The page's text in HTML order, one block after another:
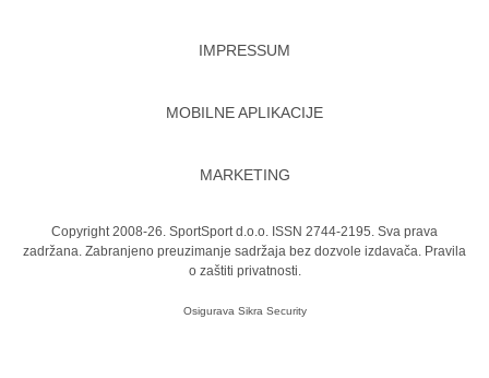
IMPRESSUM
MOBILNE APLIKACIJE
MARKETING
Copyright 2008-26. SportSport d.o.o. ISSN 2744-2195. Sva prava
zadržana. Zabranjeno preuzimanje sadržaja bez dozvole izdavača. Pravila
o zaštiti privatnosti.
Osigurava Sikra Security